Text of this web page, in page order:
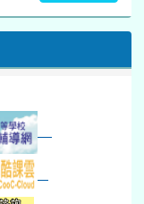
21 22
下午-校務會議14:00-
八九年級返校8-9
防災演練工作分配及...